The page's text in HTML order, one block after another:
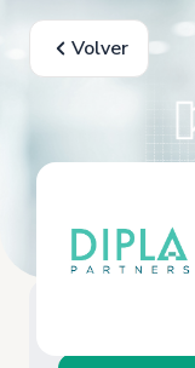
Volver